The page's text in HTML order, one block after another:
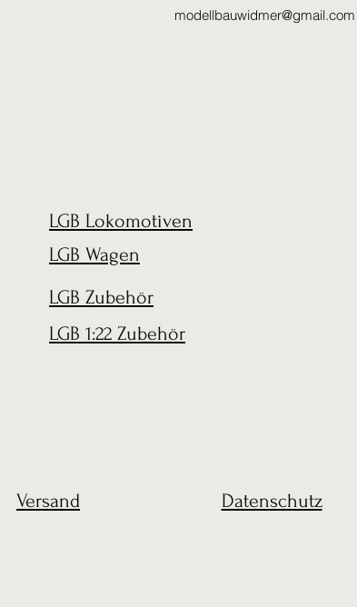
modellbauwidmer@gmail.com
LGB Lokomotiven
LGB Wagen
LGB Zubehör
LGB 1:22 Zubehör
Versand Datenschutz